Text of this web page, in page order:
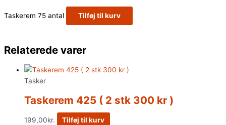
Taskerem 75 antal Tilføj til kurv
Relaterede varer
Tasker
Taskerem 425 ( 2 stk 300 kr )
199,00kr. Tilføj til kurv